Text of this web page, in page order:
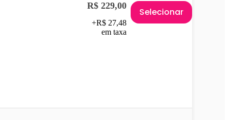
R$ 229,00
+R$ 27,48
em taxa
Selecionar